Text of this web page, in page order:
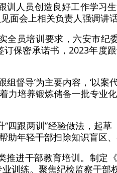
人员创造良好工作学习
面会上相关负责人强调讲话
员培训要求，六安市纪
保密承诺书，2023年度
督导’为主要内容，‘以案
力培养锻炼储备一批专业
跟两训”经验做法，起草
助年轻干部扫除知识盲区、
进干部教育培训。制定
训练。聚焦纪检监察干部